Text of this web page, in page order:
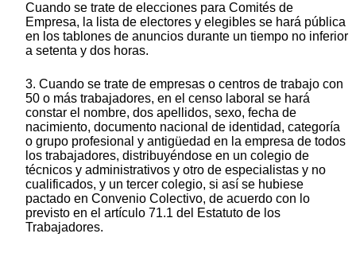
Cuando se trate de elecciones para Comités de
Empresa, la lista de electores y elegibles se hará pública
en los tablones de anuncios durante un tiempo no inferior
a setenta y dos horas.
3. Cuando se trate de empresas o centros de trabajo con
50 o más trabajadores, en el censo laboral se hará
constar el nombre, dos apellidos, sexo, fecha de
nacimiento, documento nacional de identidad, categoría
o grupo profesional y antigüedad en la empresa de todos
los trabajadores, distribuyéndose en un colegio de
técnicos y administrativos y otro de especialistas y no
cualificados, y un tercer colegio, si así se hubiese
pactado en Convenio Colectivo, de acuerdo con lo
previsto en el artículo 71.1 del Estatuto de los
Trabajadores.